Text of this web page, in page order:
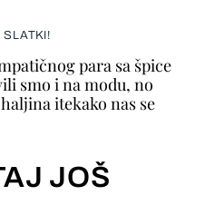
para sa špice
smo i na modu, no
itekako nas se
JOŠ